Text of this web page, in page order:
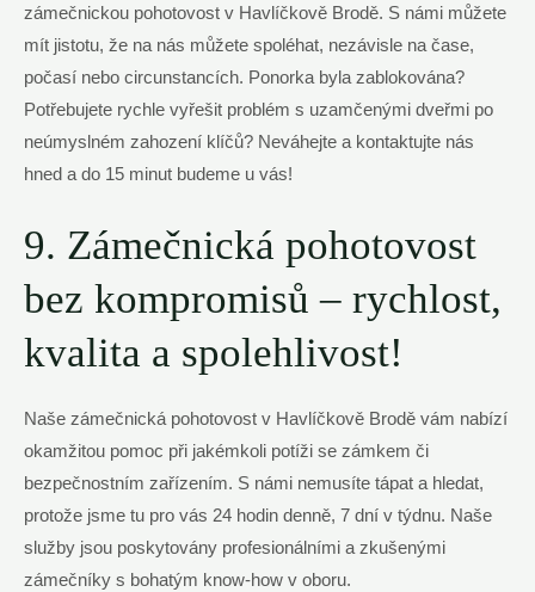
zámečnickou pohotovost v Havlíčkově Brodě. S námi můžete
mít jistotu, že na nás můžete spoléhat, nezávisle na čase,
počasí nebo circunstancích. Ponorka byla zablokována?
Potřebujete rychle vyřešit problém s uzamčenými dveřmi po
neúmyslném zahození klíčů? Neváhejte a kontaktujte nás
hned a do 15 minut budeme u vás!
9. Zámečnická pohotovost
bez kompromisů – rychlost,
kvalita a spolehlivost!
Naše zámečnická pohotovost v Havlíčkově Brodě vám nabízí
okamžitou pomoc při jakémkoli potíži se zámkem či
bezpečnostním zařízením. S námi nemusíte tápat a hledat,
protože jsme tu pro vás 24 hodin denně, 7 dní v týdnu. Naše
služby jsou poskytovány profesionálními a zkušenými
zámečníky s bohatým know-how v oboru.